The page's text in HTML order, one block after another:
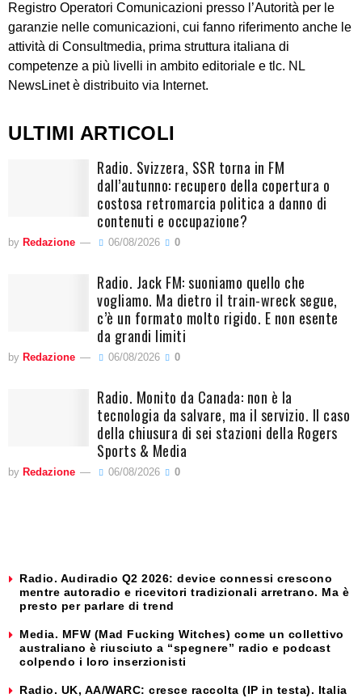
Registro Operatori Comunicazioni presso l’Autorità per le
garanzie nelle comunicazioni, cui fanno riferimento anche le
attività di Consultmedia, prima struttura italiana di
competenze a più livelli in ambito editoriale e tlc. NL
NewsLinet è distribuito via Internet.
ULTIMI ARTICOLI
Radio. Svizzera, SSR torna in FM
dall’autunno: recupero della copertura o
costosa retromarcia politica a danno di
contenuti e occupazione?
by Redazione 06/08/2026 0
Radio. Jack FM: suoniamo quello che
vogliamo. Ma dietro il train-wreck segue,
c’è un formato molto rigido. E non esente
da grandi limiti
by Redazione 06/08/2026 0
Radio. Monito da Canada: non è la
tecnologia da salvare, ma il servizio. Il caso
della chiusura di sei stazioni della Rogers
Sports & Media
by Redazione 06/08/2026 0
Radio. Audiradio Q2 2026: device connessi crescono
mentre autoradio e ricevitori tradizionali arretrano. Ma è
presto per parlare di trend
Media. MFW (Mad Fucking Witches) come un collettivo
australiano è riusciuto a “spegnere” radio e podcast
colpendo i loro inserzionisti
Radio. UK, AA/WARC: cresce raccolta (IP in testa). Italia